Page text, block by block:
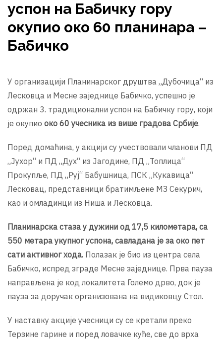
успон на Бабичку гору
окупио око 60 планинара –
Бабичко
У организацији Планинарског друштва „Дубочица“ из
Лесковца и Месне заједнице Бабичко, успешно је
одржан 3. традиционални успон на Бабичку гору, који
је окупио око 60 учесника из више градова Србије.
Поред домаћина, у акцији су учествовали чланови ПД
„Јухор“ и ПД „Дух“ из Јагодине, ПД „Топлица“
Прокупље, ПД „Руј“ Бабушница, ПСК „Кукавица“
Лесковац, представници братимљене МЗ Секурич,
као и омладинци из Ниша и Лесковца.
Планинарска стаза у дужини од 17,5 километара, са
550 метара укупног успона, савладана је за око пет
сати активног хода. Полазак је био из центра села
Бабичко, испред зграде Месне заједнице. Прва пауза
направљена је код локалитета Големо дрво, док је
пауза за доручак организована на видиковцу Стол.
У наставку акције учесници су се кретали преко
Терзине гарине и поред ловачке куће, све до врха